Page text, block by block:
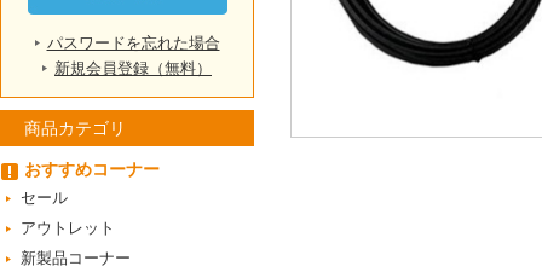
パスワードを忘れた場合
新規会員登録（無料）
商品カテゴリ
おすすめコーナー
セール
アウトレット
新製品コーナー